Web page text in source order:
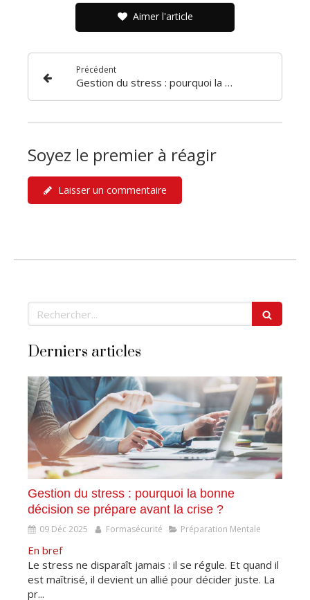
Aimer l'article
Précédent
Gestion du stress : pourquoi la bonne décision se prépare avant la crise ?
Soyez le premier à réagir
Laisser un commentaire
Rechercher
Derniers articles
Gestion du stress : pourquoi la bonne
décision se prépare avant la crise ?
09 Déc 2025 Formasécurité Préparation Mentale
En bref
Le stress ne disparaît jamais : il se régule. Et quand il
est maîtrisé, il devient un allié pour décider juste. La
pr...